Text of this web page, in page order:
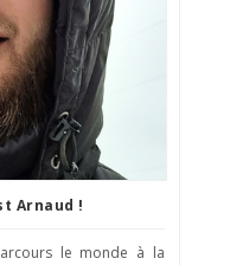
Arnaud !
le monde à la